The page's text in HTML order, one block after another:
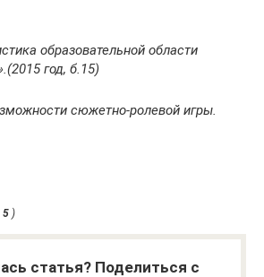
образовательной области
год, б.15)
сюжетно-ролевой игры.
5 )
статья? Поделиться с